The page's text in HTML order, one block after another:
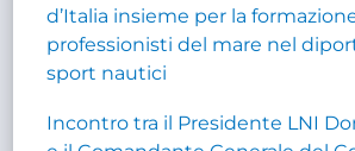
d’Italia insieme per la
professionisti del mare nel
sport nautici
Incontro tra il Presidente LNI